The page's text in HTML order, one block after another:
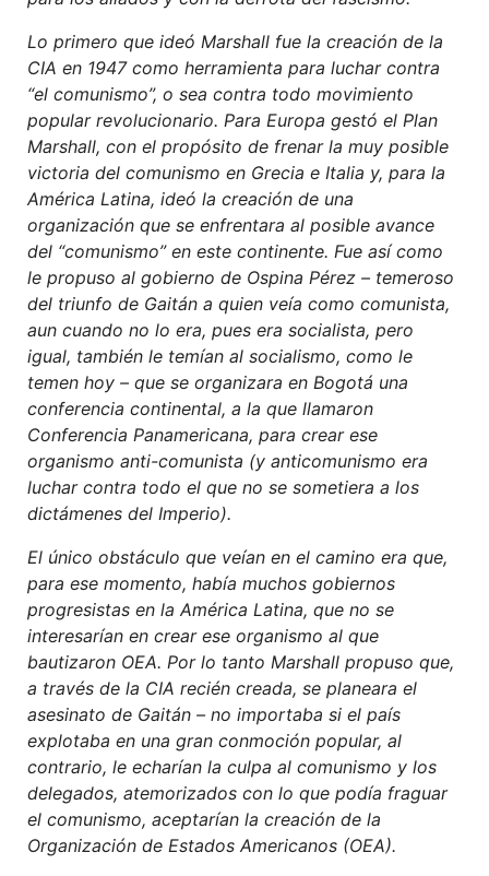
Lo primero que ideó Marshall fue la creación de la
CIA en 1947 como herramienta para luchar contra
“el comunismo”, o sea contra todo movimiento
popular revolucionario. Para Europa gestó el Plan
Marshall, con el propósito de frenar la muy posible
victoria del comunismo en Grecia e Italia y, para la
América Latina, ideó la creación de una
organización que se enfrentara al posible avance
del “comunismo” en este continente. Fue así como
le propuso al gobierno de Ospina Pérez – temeroso
del triunfo de Gaitán a quien veía como comunista,
aun cuando no lo era, pues era socialista, pero
igual, también le temían al socialismo, como le
temen hoy – que se organizara en Bogotá una
conferencia continental, a la que llamaron
Conferencia Panamericana, para crear ese
organismo anti-comunista (y anticomunismo era
luchar contra todo el que no se sometiera a los
dictámenes del Imperio).
El único obstáculo que veían en el camino era que,
para ese momento, había muchos gobiernos
progresistas en la América Latina, que no se
interesarían en crear ese organismo al que
bautizaron OEA. Por lo tanto Marshall propuso que,
a través de la CIA recién creada, se planeara el
asesinato de Gaitán – no importaba si el país
explotaba en una gran conmoción popular, al
contrario, le echarían la culpa al comunismo y los
delegados, atemorizados con lo que podía fraguar
el comunismo, aceptarían la creación de la
Organización de Estados Americanos (OEA).